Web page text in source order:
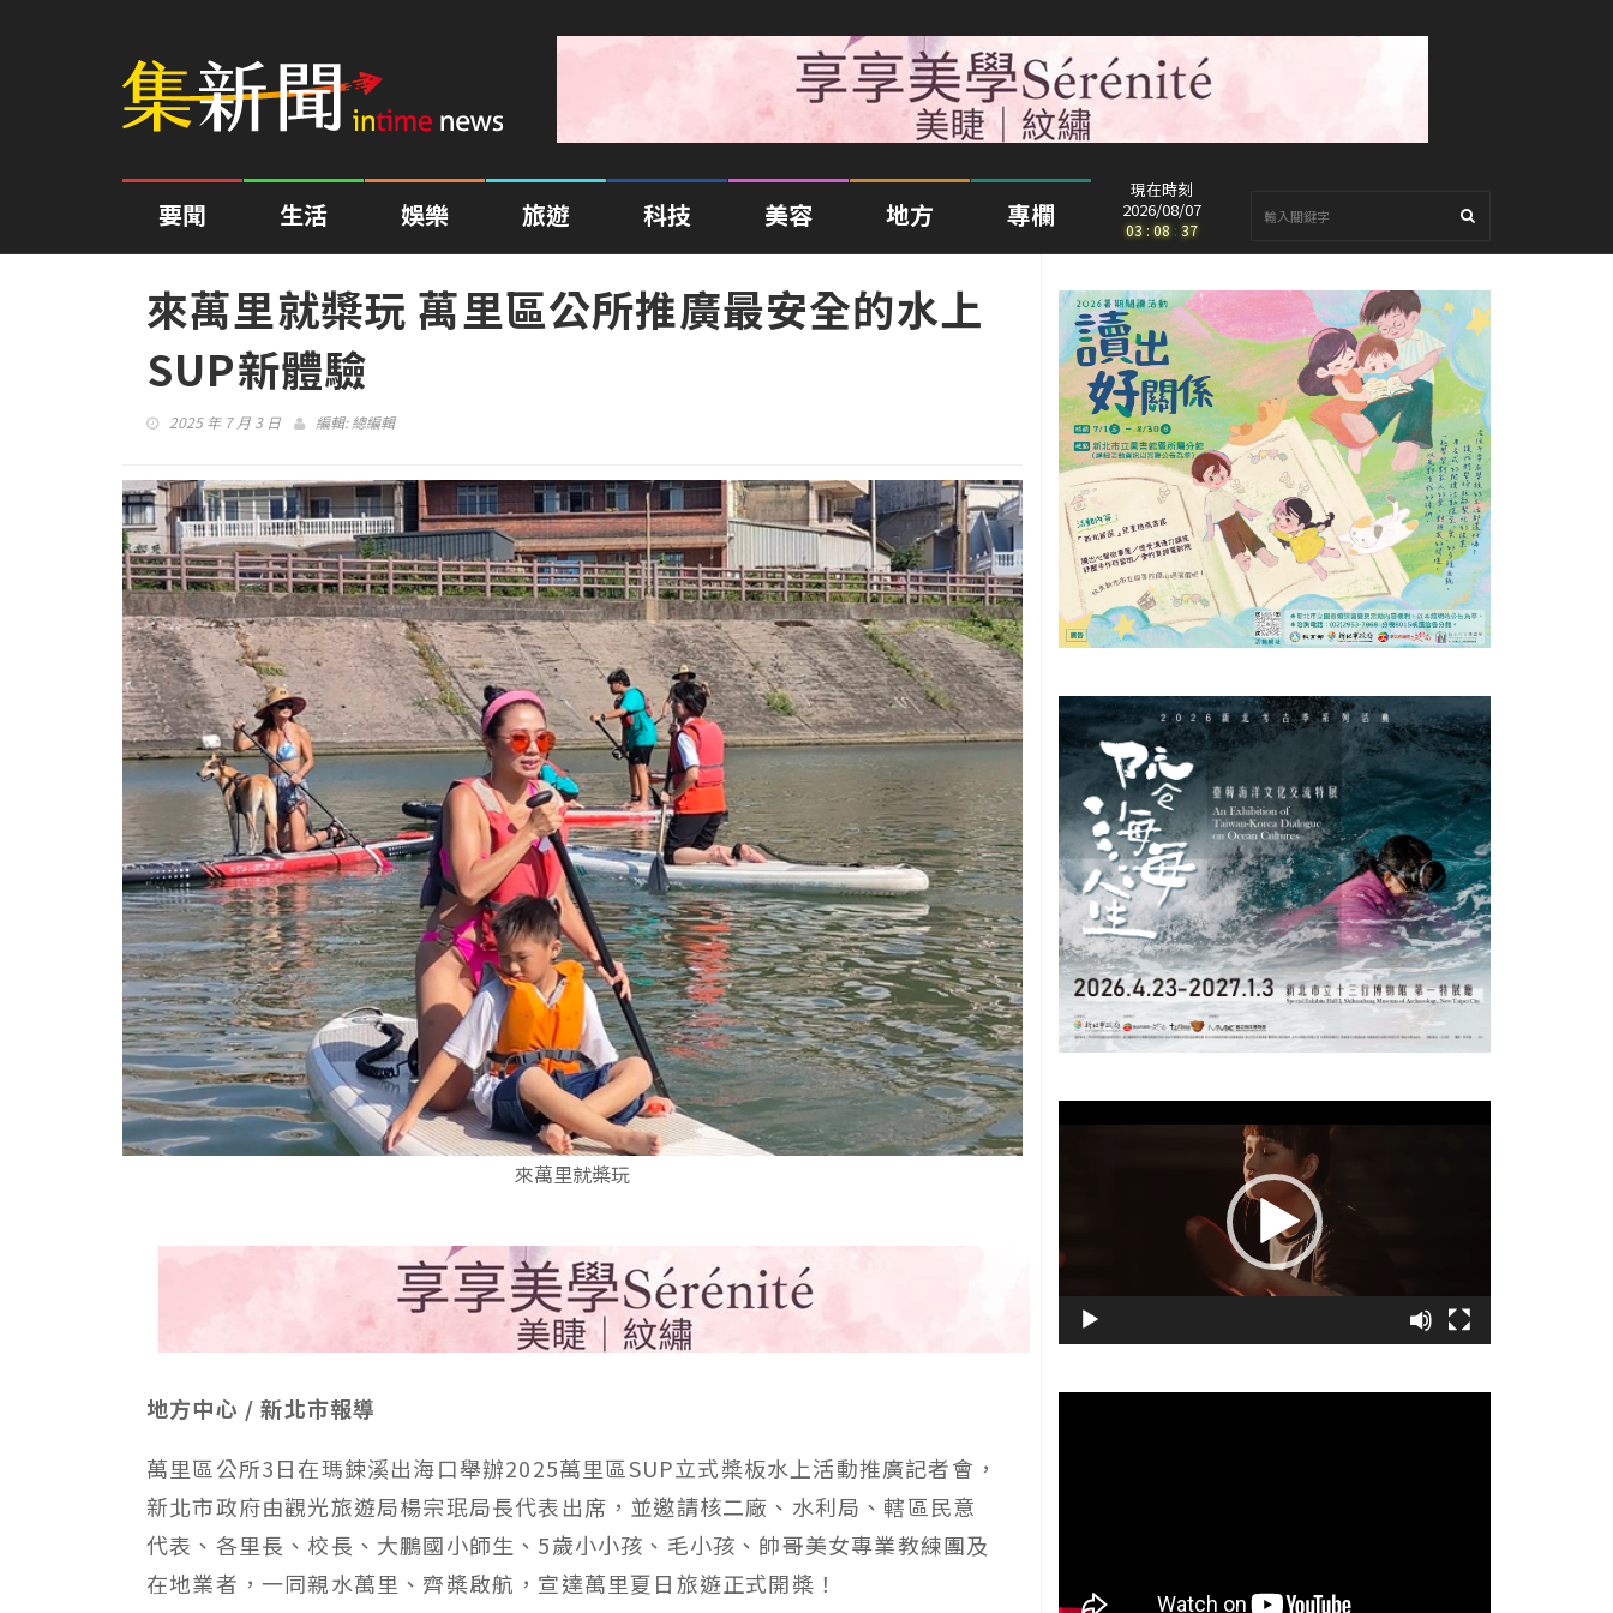
要聞 生活 娛樂 旅遊 科技 美容 地方 專欄
現在時刻
2026/08/07
03 : 08 : 39
來萬里就槳玩 萬里區公所推廣最安全的水上
SUP新體驗
2025 年 7 月 3 日 編輯:總編輯
來萬里就槳玩
地方中心 / 新北市報導
萬里區公所3日在瑪鋉溪出海口舉辦2025萬里區SUP立式槳板水上活動推廣記者會，
新北市政府由觀光旅遊局楊宗珉局長代表出席，並邀請核二廠、水利局、轄區民意
代表、各里長、校長、大鵬國小師生、5歲小小孩、毛小孩、帥哥美女專業教練團及
在地業者，一同親水萬里、齊槳啟航，宣達萬里夏日旅遊正式開槳！